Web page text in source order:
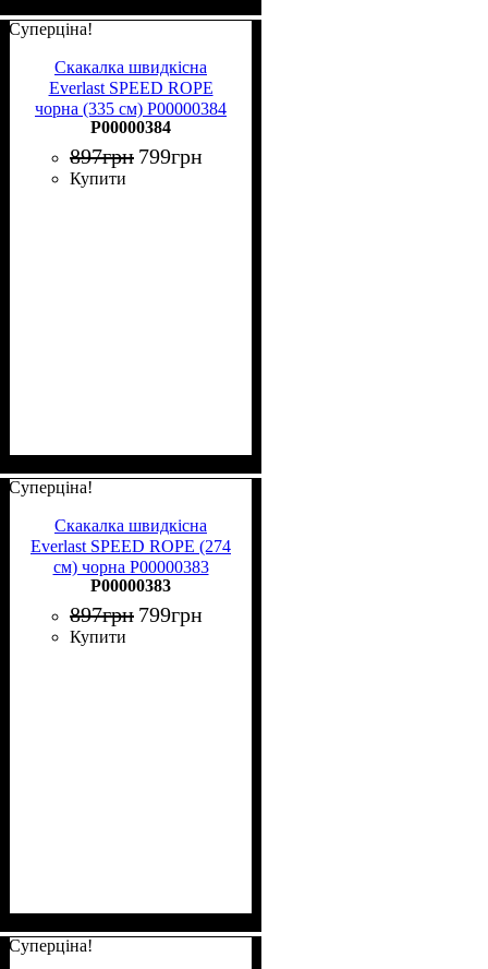
Суперціна!
Скакалка швидкісна
Everlast SPEED ROPE
чорна (335 см) P00000384
P00000384
897грн 799грн
Купити
Суперціна!
Скакалка швидкісна
Everlast SPEED ROPE (274
см) чорна P00000383
P00000383
897грн 799грн
Купити
Суперціна!